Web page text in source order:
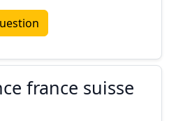
france suisse